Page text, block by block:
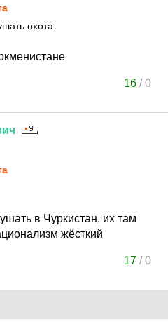
охота
16 /0
в Чуркистан, их там
жёсткий
17 /0